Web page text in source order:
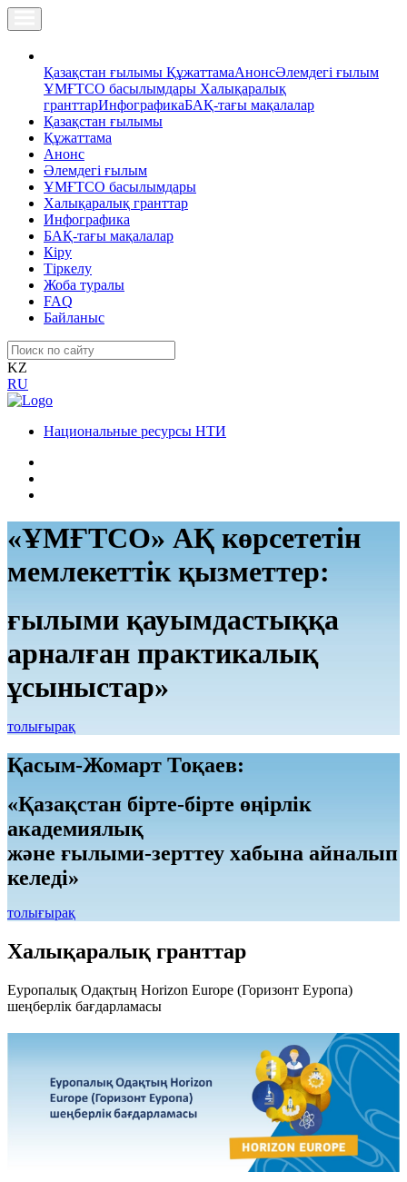
Қазақстан ғылымы ҚұжаттамаАнонсӘлемдегі ғылым
ҰМҒТСО басылымдары Халықаралық
гранттарИнфографикаБАҚ-тағы мақалалар
Қазақстан ғылымы
Құжаттама
Анонс
Әлемдегі ғылым
ҰМҒТСО басылымдары
Халықаралық гранттар
Инфографика
БАҚ-тағы мақалалар
Кіру
Тіркелу
Жоба туралы
FAQ
Байланыс
KZ
RU
Национальные ресурсы НТИ
«ҰМҒТСО» АҚ көрсететін
мемлекеттік қызметтер:
ғылыми қауымдастыққа
арналған практикалық
ұсыныстар»
толығырақ
Қасым-Жомарт Тоқаев:
«Қазақстан бірте-бірте өңірлік
академиялық
және ғылыми-зерттеу хабына айналып
келеді»
толығырақ
Халықаралық гранттар
Еуропалық Одақтың Horizon Europe (Горизонт Еуропа)
шеңберлік бағдарламасы